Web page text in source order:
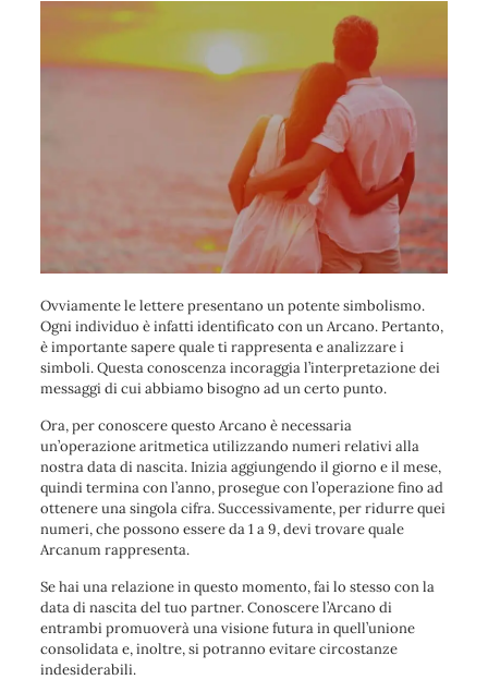
Ovviamente le lettere presentano un potente simbolismo.
Ogni individuo è infatti identificato con un Arcano. Pertanto,
è importante sapere quale ti rappresenta e analizzare i
simboli. Questa conoscenza incoraggia l’interpretazione dei
messaggi di cui abbiamo bisogno ad un certo punto.
Ora, per conoscere questo Arcano è necessaria
un’operazione aritmetica utilizzando numeri relativi alla
nostra data di nascita. Inizia aggiungendo il giorno e il mese,
quindi termina con l’anno, prosegue con l’operazione fino ad
ottenere una singola cifra. Successivamente, per ridurre quei
numeri, che possono essere da 1 a 9, devi trovare quale
Arcanum rappresenta.
Se hai una relazione in questo momento, fai lo stesso con la
data di nascita del tuo partner. Conoscere l’Arcano di
entrambi promuoverà una visione futura in quell’unione
consolidata e, inoltre, si potranno evitare circostanze
indesiderabili.